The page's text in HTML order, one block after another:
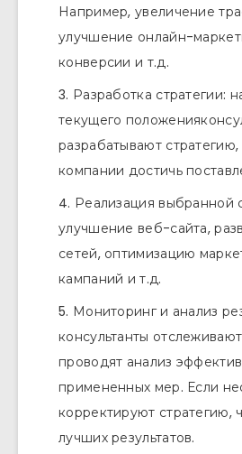
Например, увеличение
улучшение онлайн-
конверсии и т.д.
Разработка стратегии:
текущего
разрабатывают
компании достичь
Реализация выбранной
улучшение веб-сайта,
сетей, оптимизацию
кампаний и т.д.
Мониторинг и анализ
консультанты
проводят анализ
примененных мер. Если
корректируют стратегию,
лучших результатов.